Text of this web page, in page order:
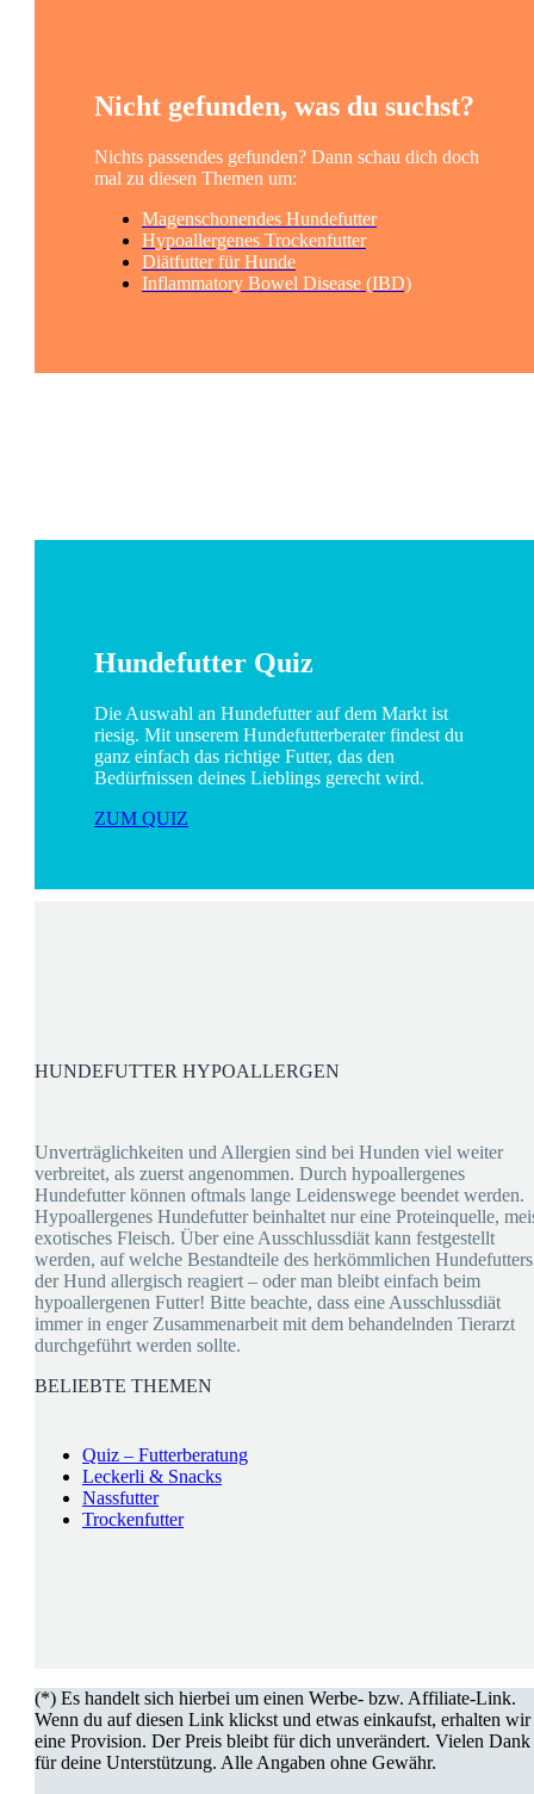
Nicht gefunden, was du suchst?
Nichts passendes gefunden? Dann schau dich doch
mal zu diesen Themen um:
Magenschonendes Hundefutter
Hypoallergenes Trockenfutter
Diätfutter für Hunde
Inflammatory Bowel Disease (IBD)
Hundefutter Quiz
Die Auswahl an Hundefutter auf dem Markt ist
riesig. Mit unserem Hundefutterberater findest du
ganz einfach das richtige Futter, das den
Bedürfnissen deines Lieblings gerecht wird.
ZUM QUIZ
HUNDEFUTTER HYPOALLERGEN
Unverträglichkeiten und Allergien sind bei Hunden viel weiter
verbreitet, als zuerst angenommen. Durch hypoallergenes
Hundefutter können oftmals lange Leidenswege beendet werden.
Hypoallergenes Hundefutter beinhaltet nur eine Proteinquelle,
exotisches Fleisch. Über eine Ausschlussdiät kann festgestellt
werden, auf welche Bestandteile des herkömmlichen Hundefutters
der Hund allergisch reagiert – oder man bleibt einfach beim
hypoallergenen Futter! Bitte beachte, dass eine Ausschlussdiät
immer in enger Zusammenarbeit mit dem behandelnden Tierarzt
durchgeführt werden sollte.
BELIEBTE THEMEN
Quiz – Futterberatung
Leckerli & Snacks
Nassfutter
Trockenfutter
(*) Es handelt sich hierbei um einen Werbe- bzw. Affiliate-Link.
Wenn du auf diesen Link klickst und etwas einkaufst, erhalten wir
eine Provision. Der Preis bleibt für dich unverändert. Vielen Dank
für deine Unterstützung. Alle Angaben ohne Gewähr.